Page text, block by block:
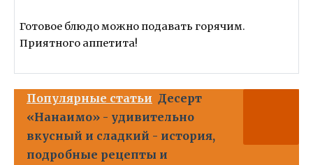
Готовое блюдо можно подавать горячим.
Приятного аппетита!
Популярные статьи Десерт
«Нанаимо» - удивительно
вкусный и сладкий - история,
подробные рецепты и